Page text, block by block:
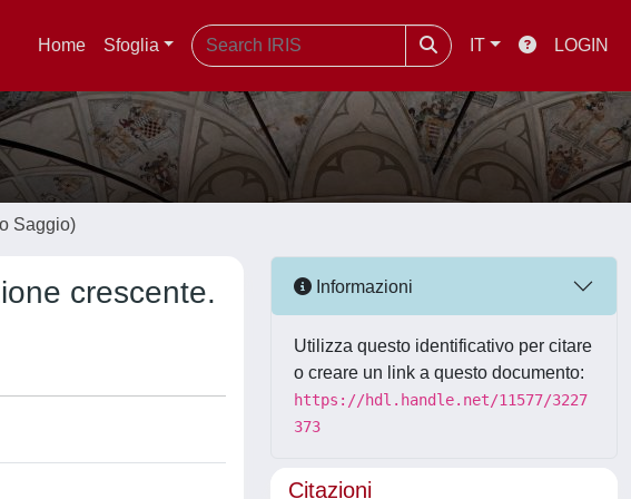
Home Sfoglia IT LOGIN
Saggio)
crescente. Informazioni
Utilizza questo identificativo per citare
o creare un link a questo documento:
https://hdl.handle.net/11577/3227
373
Citazioni